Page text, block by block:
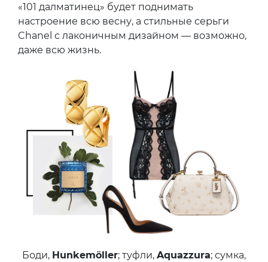
«101 далматинец» будет поднимать
настроение всю весну, а стильные серьги
Chanel с лаконичным дизайном — возможно,
даже всю жизнь.
Боди, Hunkemöller; туфли, Aquazzura; сумка,